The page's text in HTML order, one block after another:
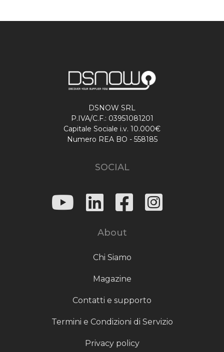
DSNOW SRL
P.IVA/C.F.: 03951081201
Capitale Sociale i.v. 10.000€
Numero REA BO - 558185
SOCIAL
About
Chi Siamo
Magazine
Contatti e supporto
Termini e Condizioni di Servizio
Privacy policy